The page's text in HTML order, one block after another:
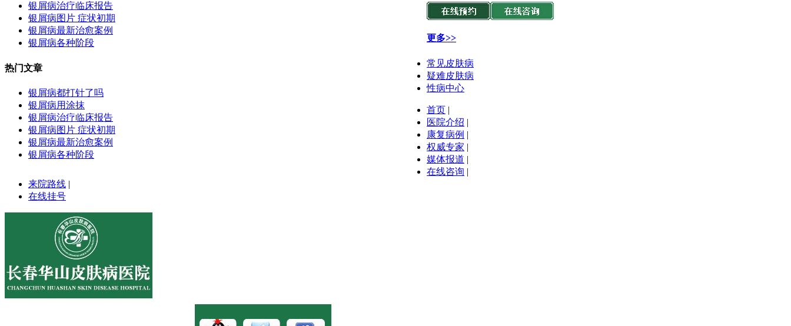
银屑病治疗临床报告
银屑病图片 症状初期
银屑病最新治愈案例
银屑病各种阶段
热门文章
银屑病都打针了吗
银屑病用涂抹
银屑病治疗临床报告
银屑病图片 症状初期
银屑病最新治愈案例
银屑病各种阶段
更多>>
常见皮肤病
疑难皮肤病
性病中心
首页 |
医院介绍 |
康复病例 |
权威专家 |
媒体报道 |
在线咨询 |
来院路线 |
在线挂号